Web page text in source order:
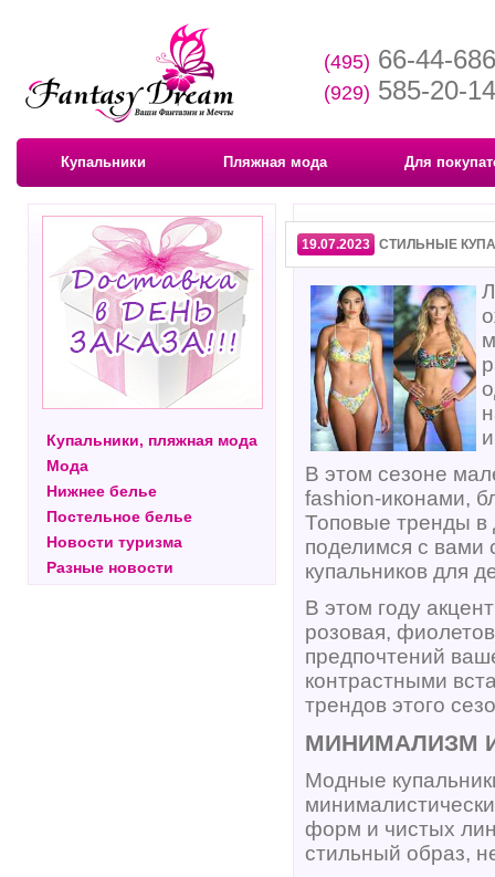
(495) 66-44-686
(929) 585-20-14
Купальники Пляжная мода Для
Купальники, пляжная мода
Мода
Нижнее белье
Постельное белье
Новости туризма
Разные новости
19.07.2023 СТИЛЬНЫЕ
В этом сезоне
fashion-иконами,
Топовые тренды в
поделимся с
купальников для
В этом году
розовая,
предпочтений
контрастными
трендов этого
МИНИМАЛИЗМ
Модные
форм и чистых
стильный образ,